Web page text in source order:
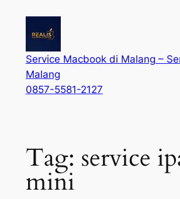
Service Macbook di Malang –
Malang
0857-5581-2127
Tag: service
mini